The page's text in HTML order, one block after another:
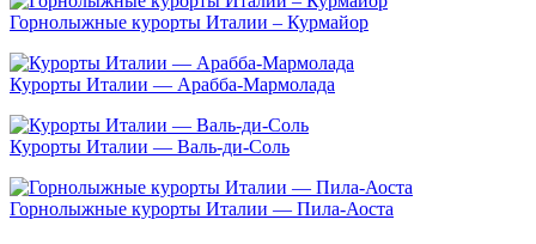
Горнолыжные курорты Италии – Курмайор
Курорты Италии — Арабба-Мармолада
Курорты Италии — Валь-ди-Соль
Горнолыжные курорты Италии — Пила-Аоста